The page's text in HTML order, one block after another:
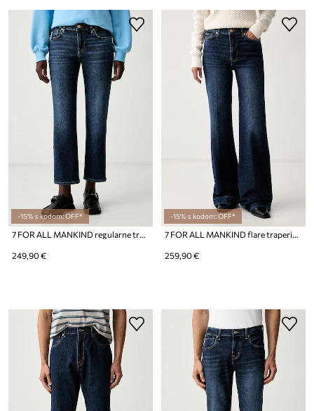
-15% s kodom: OFF*
249,90 €
-15% s kodom: OFF*
259,90 €